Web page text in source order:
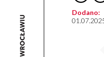
Dodano: